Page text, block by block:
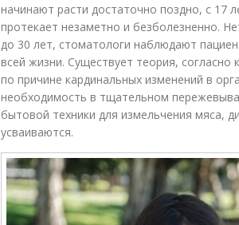
начинают расти достаточно поздно, с 17
протекает незаметно и безболезненно.
до 30 лет, стоматологи наблюдают
всей жизни. Существует теория,
по причине кардинальных изменений в
необходимость в тщательном
бытовой техники для измельчения мяса,
усваиваются.